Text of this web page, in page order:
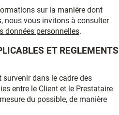
sur la manière dont
nous vous invitons à consulter
données personnelles.
ET REGLEMENTS
survenir dans le cadre des
entre le Client et le Prestataire
du possible, de manière